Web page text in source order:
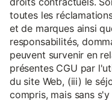
toutes les
et de marques ainsi
responsabilités,
peuvent survenir en
présentes CGU par
du site Web, (iii) le
compris, mais sans